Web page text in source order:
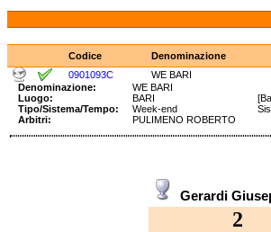
Codice Denominazione
0901093C
WE BARI
Denominazione:
WE BARI
Luogo:
BARI
Tipo/Sistema/Tempo:
Week-end
Arbitri:
PULIMENO ROBERTO
Gerardi
2